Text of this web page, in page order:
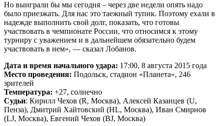
Но выиграли бы мы сегодня – через две недели опять надо
было приезжать. Для нас это таежный тупик. Поэтому ехали в
надежде выполнить свой долг, показать, что готовы
участвовать в чемпионате России, что относимся к этому
турниру с уважением и в дальнейшем обязательно будем
участвовать в нем», — сказал Лобанов.
Дата и время начального удара: 17:00, 8 августа 2015 года
Место проведения: Подольск, стадион «Планета», 246
зрителей
Температура: +27, солнечно
Судьи: Кирилл Чехов (R, Москва), Алексей Казанцев (U,
Пенза), Дмитрий Хайтовский (HL, Москва), Иван Смирнов
(LJ, Москва), Евгений Чехов (BJ, Москва)